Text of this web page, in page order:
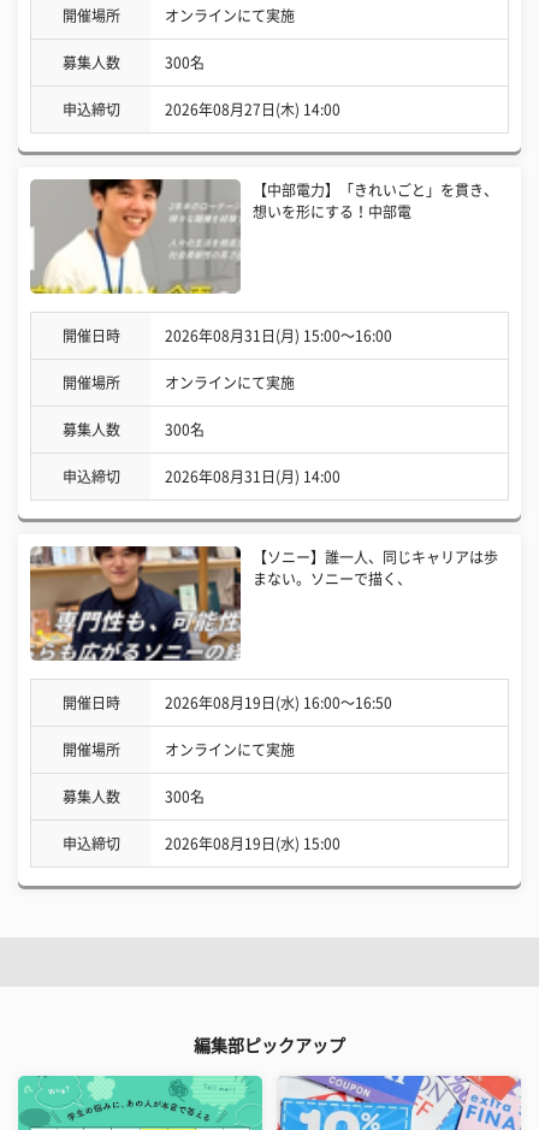
開催場所 オンラインにて実施
募集人数 300名
申込締切 2026年08月27日(木) 14:00
【中部電力】「きれいごと」を貫き、
想いを形にする！中部電
開催日時 2026年08月31日(月) 15:00〜16:00
開催場所 オンラインにて実施
募集人数 300名
申込締切 2026年08月31日(月) 14:00
【ソニー】誰一人、同じキャリアは歩
まない。ソニーで描く、
開催日時 2026年08月19日(水) 16:00〜16:50
開催場所 オンラインにて実施
募集人数 300名
申込締切 2026年08月19日(水) 15:00
編集部ピックアップ